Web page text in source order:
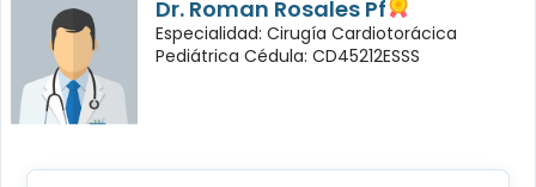
Dr. Roman Rosales Pf
Especialidad: Cirugía Cardiotorácica
Pediátrica Cédula: CD45212ESSS